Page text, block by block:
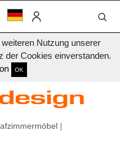
Nutzung unserer
der Cookies einverstanden.
OK
|